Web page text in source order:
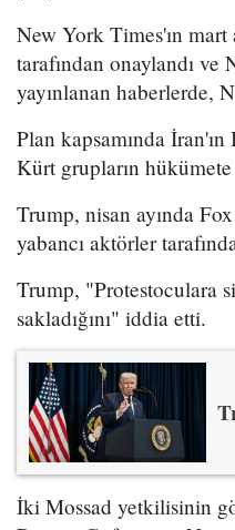
New York Times'ın mart
tarafından onaylandı
yayınlanan haberlerde,
Plan kapsamında İran'ın
Kürt grupların
Trump, nisan ayında
yabancı aktörler
Trump, "Protestoculara
sakladığını" iddia etti.
İki Mossad yetkilisinin